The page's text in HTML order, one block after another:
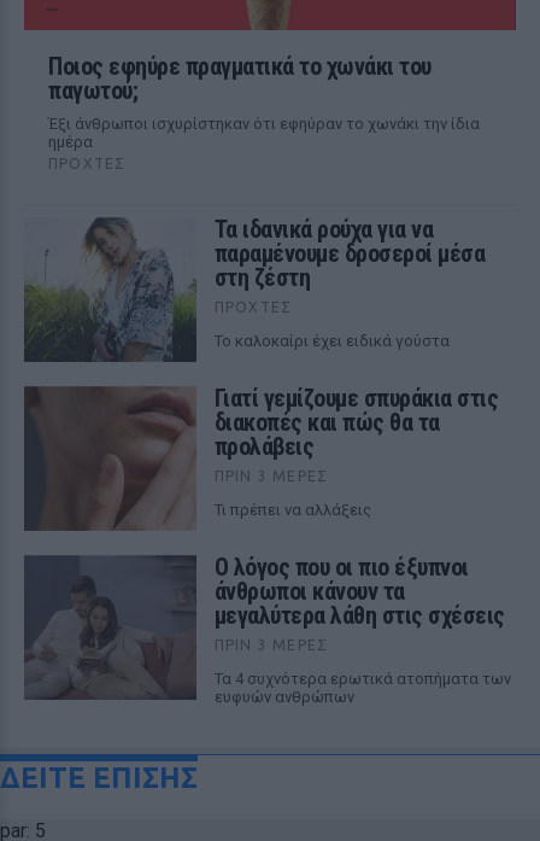
Ποιος εφηύρε πραγματικά το χωνάκι του
παγωτού;
Έξι άνθρωποι ισχυρίστηκαν ότι εφηύραν το χωνάκι την ίδια
ημέρα
ΠΡΟΧΤΈΣ
Τα ιδανικά ρούχα για να
παραμένουμε δροσεροί μέσα
στη ζέστη
ΠΡΟΧΤΈΣ
To καλοκαίρι έχει ειδικά γούστα
Γιατί γεμίζουμε σπυράκια στις
διακοπές και πώς θα τα
προλάβεις
ΠΡΙΝ 3 ΜΈΡΕΣ
Τι πρέπει να αλλάξεις
Ο λόγος που οι πιο έξυπνοι
άνθρωποι κάνουν τα
μεγαλύτερα λάθη στις σχέσεις
ΠΡΙΝ 3 ΜΈΡΕΣ
Τα 4 συχνότερα ερωτικά ατοπήματα των
ευφυών ανθρώπων
ΔΕΙΤΕ ΕΠΙΣΗΣ
par: 5